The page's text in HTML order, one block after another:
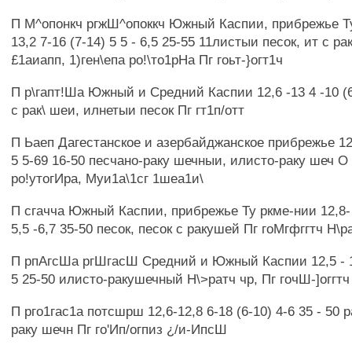
П М^опонкч ргжШ^опоккч Южный Каспии, прибрежье
13,2 7-16 (7-14) 5 5 - 6,5 25-55 11листыи песок, ит с
£1аиапп, 1)ген\епа ро!\то1рНа Пг гоьт-}огт1ч
П р\гапт!Ша Южный и Средний Каспии 12,6 -13 4 -10
с рак\ шеи, илнетыи песок Пг гт1п/отт
П Ьаеп Дагестанское и азербайджанское прибрежье
5 5-69 16-50 песчано-раку шечныи, илисто-раку шеч О
ро!утогИра, Муи1а\1сг 1шеа1и\
П сгачча Южный Каспии, прибрежье Ту ркме-нии
5,5 -6,7 35-50 песок, песок с ракушей Пг гоМгфггтч
П рпАгсШа ргШгасШ Средний и Южный Каспии 12,5 -
5 25-50 илисто-ракушечный Н\>ратч чр, Пг гочШ-
П рго1гас1а потсшрш 12,6-12,8 6-18 (6-10) 4-6 35 - 50
раку шечн Пг го'Ип/огпиз ¿/и-ИпсШ